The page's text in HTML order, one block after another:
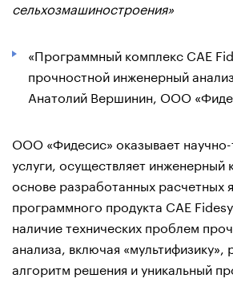
сельхозмашиностроения»
«Программный комплекс CAE
прочностной инженерный
Анатолий Вершинин, ООО
ООО «Фидесис» оказывает научно-
услуги, осуществляет инженерный
основе разработанных расчетных
программного продукта CAE
наличие технических проблем
анализа, включая «мультифизику»,
алгоритм решения и уникальный